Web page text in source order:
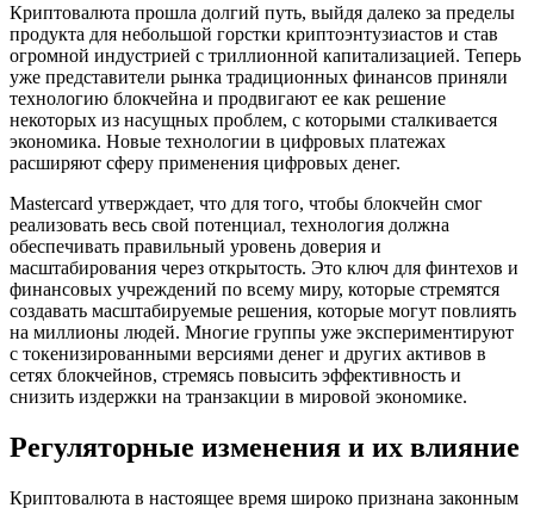
Криптовалюта прошла долгий путь, выйдя далеко за пределы
продукта для небольшой горстки криптоэнтузиастов и став
огромной индустрией с триллионной капитализацией. Теперь
уже представители рынка традиционных финансов приняли
технологию блокчейна и продвигают ее как решение
некоторых из насущных проблем, с которыми сталкивается
экономика. Новые технологии в цифровых платежах
расширяют сферу применения цифровых денег.
Mastercard утверждает, что для того, чтобы блокчейн смог
реализовать весь свой потенциал, технология должна
обеспечивать правильный уровень доверия и
масштабирования через открытость. Это ключ для финтехов и
финансовых учреждений по всему миру, которые стремятся
создавать масштабируемые решения, которые могут повлиять
на миллионы людей. Многие группы уже экспериментируют
с токенизированными версиями денег и других активов в
сетях блокчейнов, стремясь повысить эффективность и
снизить издержки на транзакции в мировой экономике.
Регуляторные изменения и их влияние
Криптовалюта в настоящее время широко признана законным